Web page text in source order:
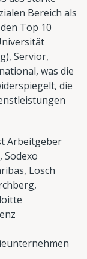
Bereich als
Top 10
Servior,
was die
die
Arbeitgeber
Sodexo
Losch